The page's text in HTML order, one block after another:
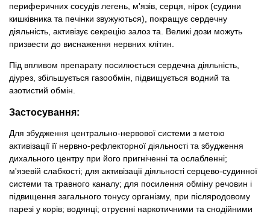
периферичних сосудів легень, м'язів, серця, нірок (судини
кишківника та печінки звужуються), покращує сердечну
діяльність, активізує секрецію залоз та. Великі дози можуть
призвести до виснаження нервних клітин.
Під впливом препарату посилюється сердечна діяльність,
діурез, збільшується газообмін, підвищується водний та
азотистий обмін.
Застосування:
Для збудження центрально-нервової системи з метою
активізації її нервно-рефлекторної діяльності та збудження
дихального центру при його пригніченні та ослабленні;
м'язевій слабкості; для активізації діяльності серцево-судинної
системи та травного каналу; для посилення обміну речовин і
підвищення загального тонусу організму, при післяродовому
парезі у корів; водянці; отруєнні наркотичними та снодійними